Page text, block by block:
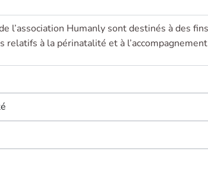
l’association Humanly sont destinés à des
à la périnatalité et à